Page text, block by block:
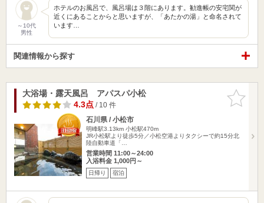
～10代
男性
ホテルのお風呂で、風呂場は３階にあります。勧進帳の安宅関が
近くにあることからと思いますが、「あたかの湯」と命名されて
います…
関連情報から探す
お気に入
りに追加
大浴場・露天風呂 アパスパ小松
4.3点/ 10 件
石川県 / 小松市
明峰駅3.13km 小松駅470m
JR小松駅より徒歩5分／小松空港よりタクシーで約15分北
陸自動車道「…
営業時間 11:00～24:00
入浴料金 1,000円～
日帰り 宿泊